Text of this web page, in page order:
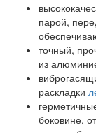
парой,
точный,
из
раскладки
боковине,